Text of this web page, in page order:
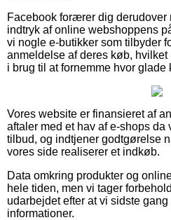
Facebook forærer dig derudover
indtryk af online webshoppens
vi nogle e-butikker som tilbyder
anmeldelse af deres køb,
i brug til at fornemme hvor glade
Vores website er finansieret af
aftaler med et hav af e-shops da
tilbud, og indtjener godtgørelse
vores side realiserer et indkøb.
Data omkring produkter og
hele tiden, men vi tager
udarbejdet efter at vi sidste
informationer.